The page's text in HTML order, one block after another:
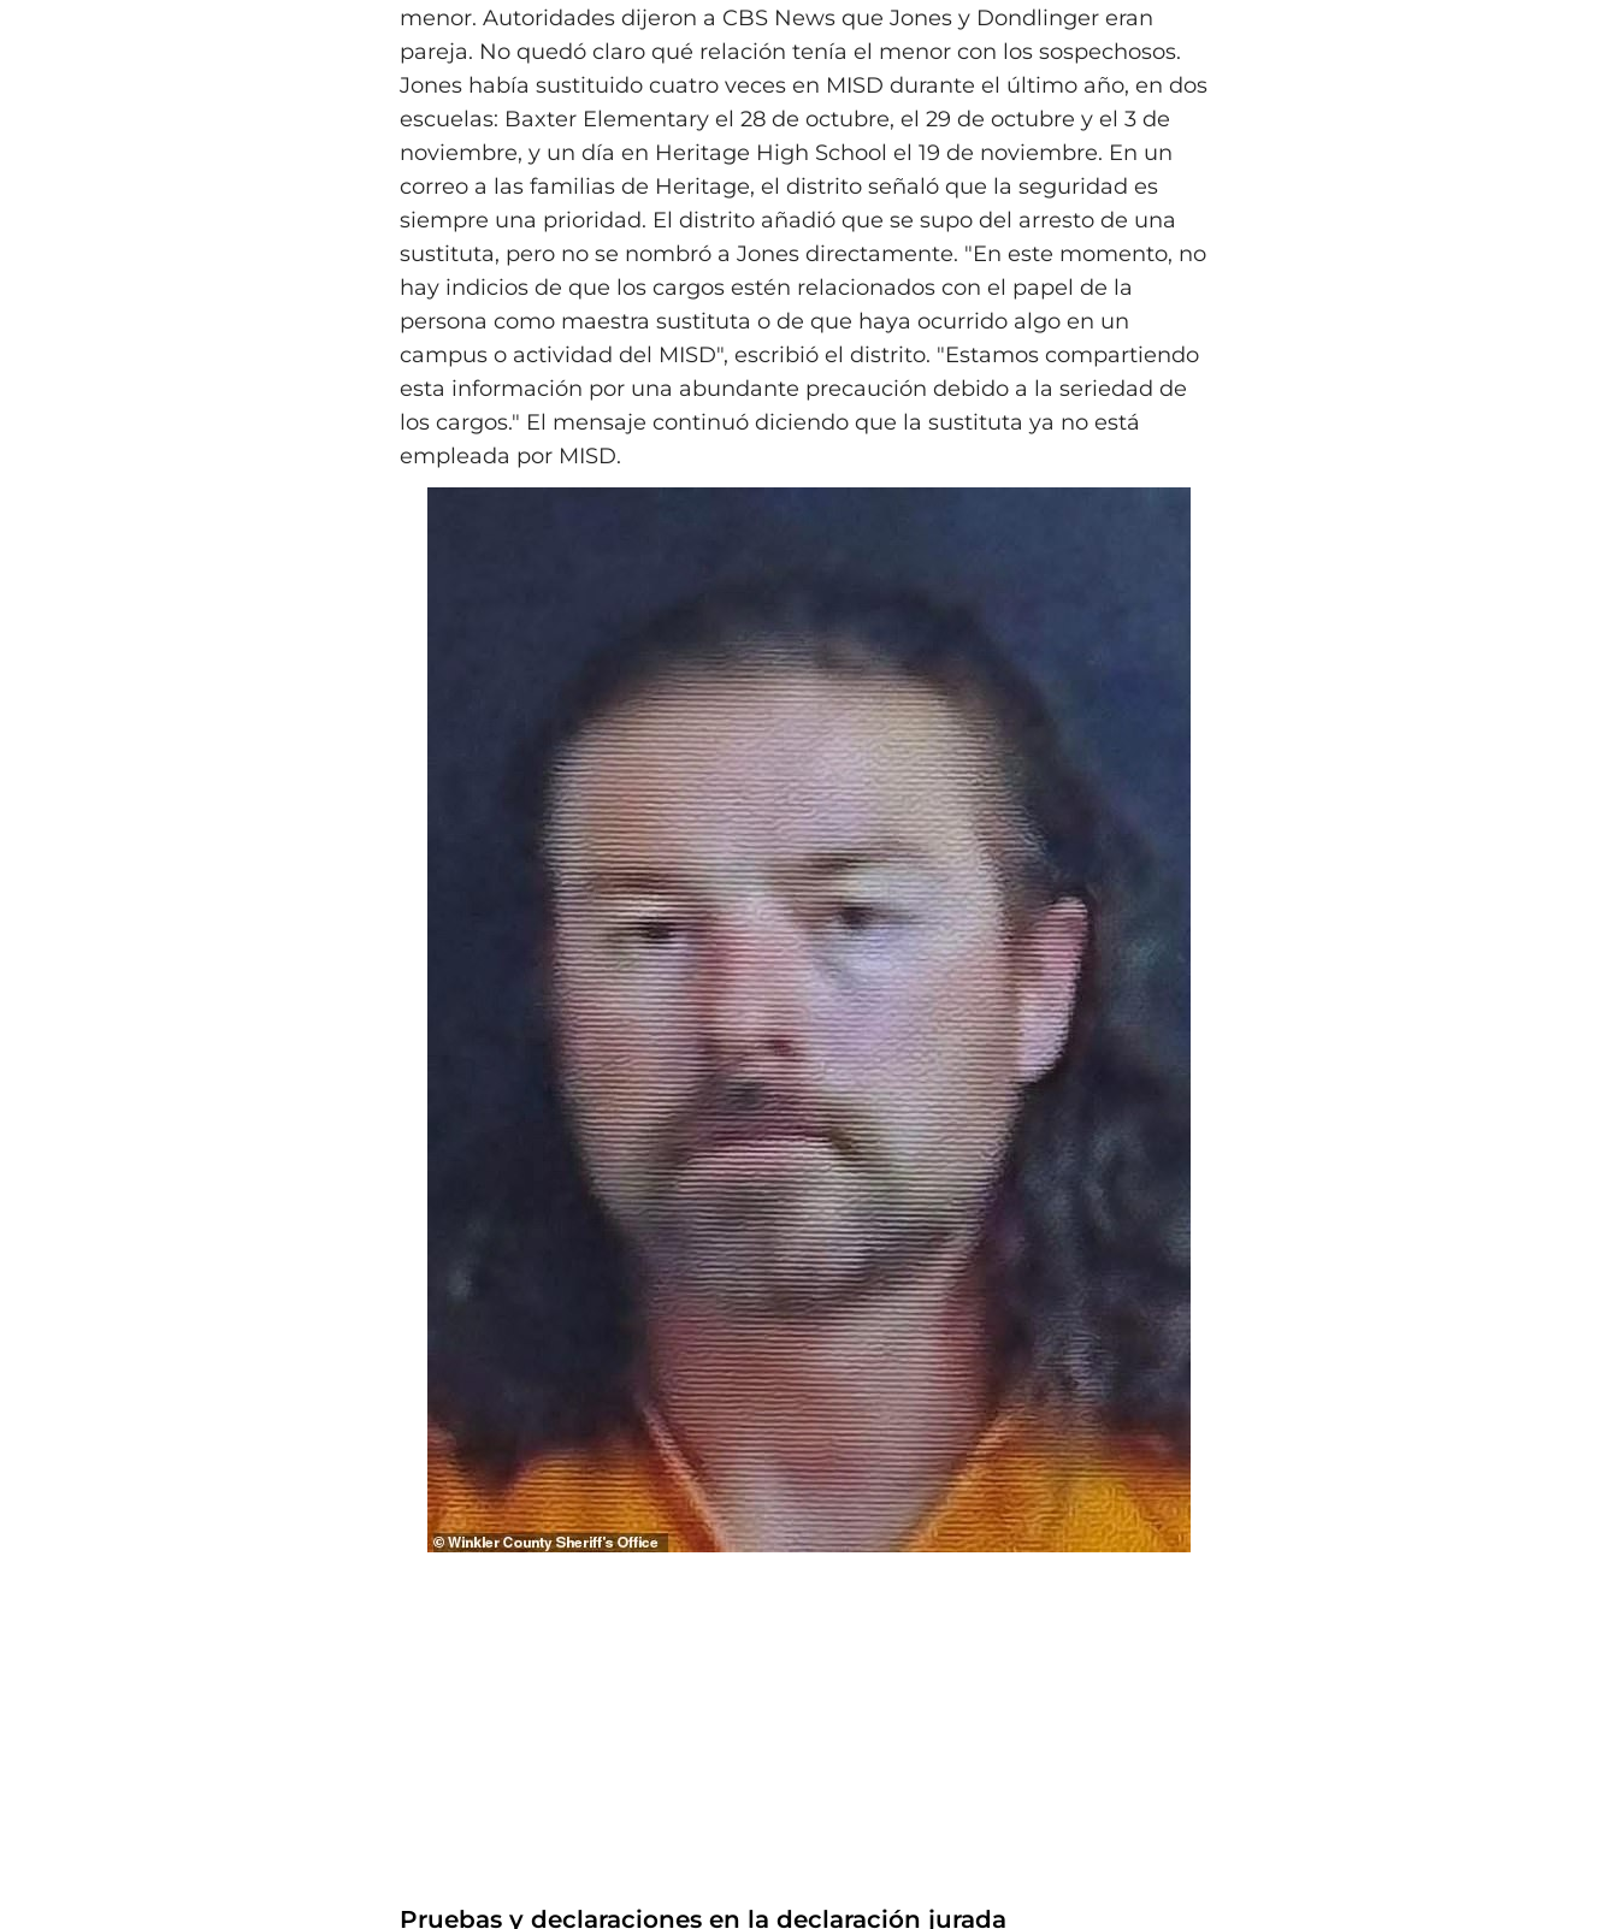
menor. Autoridades dijeron a CBS News que Jones y Dondlinger eran
pareja. No quedó claro qué relación tenía el menor con los sospechosos.
Jones había sustituido cuatro veces en MISD durante el último año, en dos
escuelas: Baxter Elementary el 28 de octubre, el 29 de octubre y el 3 de
noviembre, y un día en Heritage High School el 19 de noviembre. En un
correo a las familias de Heritage, el distrito señaló que la seguridad es
siempre una prioridad. El distrito añadió que se supo del arresto de una
sustituta, pero no se nombró a Jones directamente. "En este momento, no
hay indicios de que los cargos estén relacionados con el papel de la
persona como maestra sustituta o de que haya ocurrido algo en un
campus o actividad del MISD", escribió el distrito. "Estamos compartiendo
esta información por una abundante precaución debido a la seriedad de
los cargos." El mensaje continuó diciendo que la sustituta ya no está
empleada por MISD.
Pruebas y declaraciones en la declaración jurada